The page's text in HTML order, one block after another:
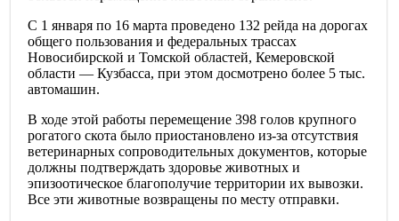
С 1 января по 16 марта проведено 132 рейда на дорогах
общего пользования и федеральных трассах
Новосибирской и Томской областей, Кемеровской
области — Кузбасса, при этом досмотрено более 5 тыс.
автомашин.
В ходе этой работы перемещение 398 голов крупного
рогатого скота было приостановлено из-за отсутствия
ветеринарных сопроводительных документов, которые
должны подтверждать здоровье животных и
эпизоотическое благополучие территории их вывозки.
Все эти животные возвращены по месту отправки.